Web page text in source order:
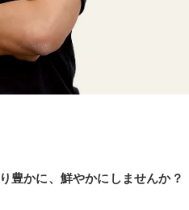
豊かに、鮮やかにしませんか？